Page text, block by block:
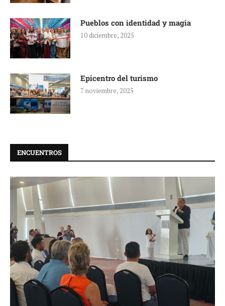
Pueblos con identidad y magia
10 diciembre, 2025
Epicentro del turismo
7 noviembre, 2025
ENCUENTROS